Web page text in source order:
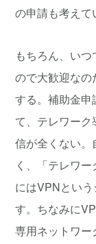
の申請も考えて
もちろん、い
ので大歓迎な
する。補助金
て、テレワー
信が全くない
く、「テレワ
にはVPNとい
す。ちなみに
専用ネットワ